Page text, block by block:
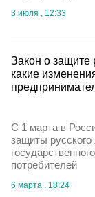
3 июля , 12:33
Закон о защите
какие
С 1 марта в
защиты русского
потребителей
6 марта , 18:24